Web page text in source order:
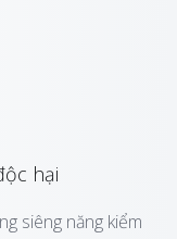
hại
siêng năng kiểm